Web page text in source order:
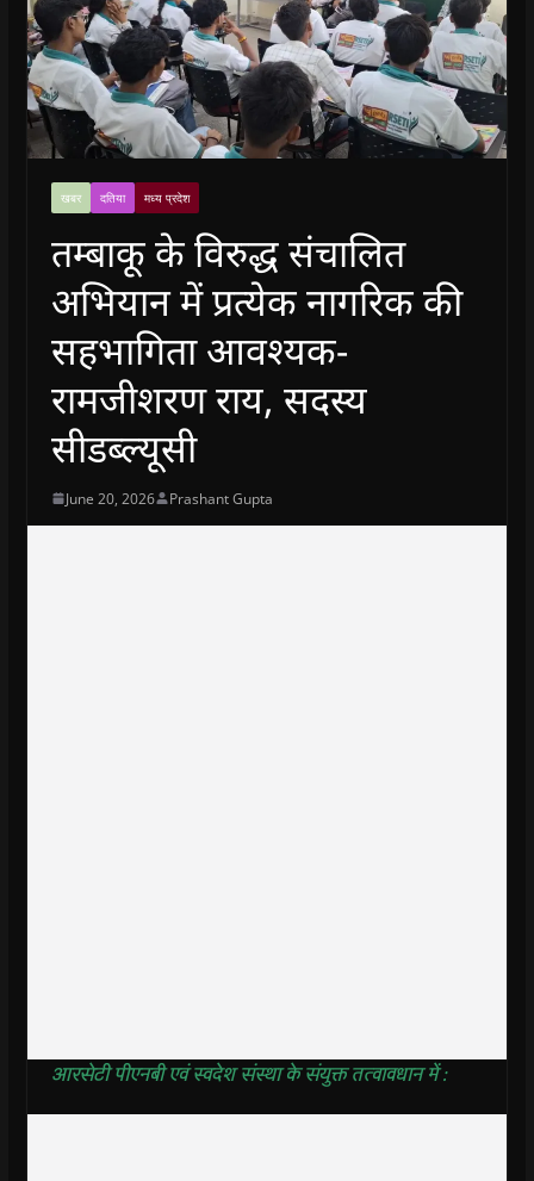
खबर दतिया मध्य प्रदेश
तम्बाकू के विरुद्ध संचालित
अभियान में प्रत्येक नागरिक की
सहभागिता आवश्यक-
रामजीशरण राय, सदस्य
सीडब्ल्यूसी
June 20, 2026 Prashant Gupta
आरसेटी पीएनबी एवं स्वदेश संस्था के संयुक्त तत्वावधान में :